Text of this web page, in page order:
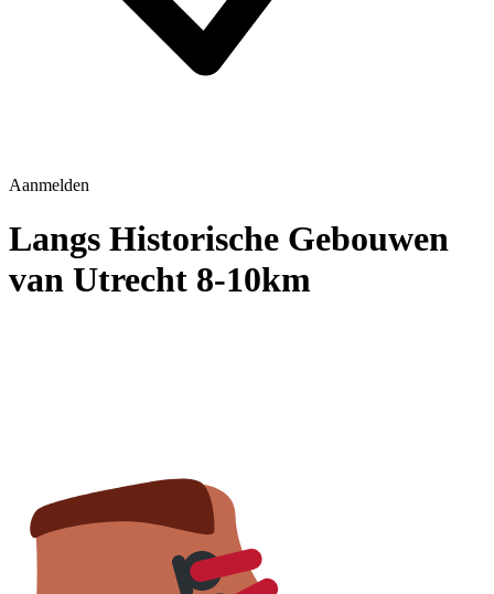
Aanmelden
Langs Historische Gebouwen
van Utrecht 8-10km